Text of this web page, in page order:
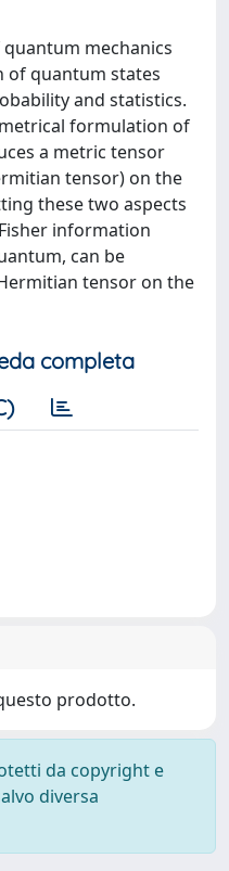
mechanics
of quantum states
and statistics.
formulation of
a metric tensor
tensor) on the
these two aspects
information
can be
tensor on the
completa
prodotto.
da copyright e
diversa